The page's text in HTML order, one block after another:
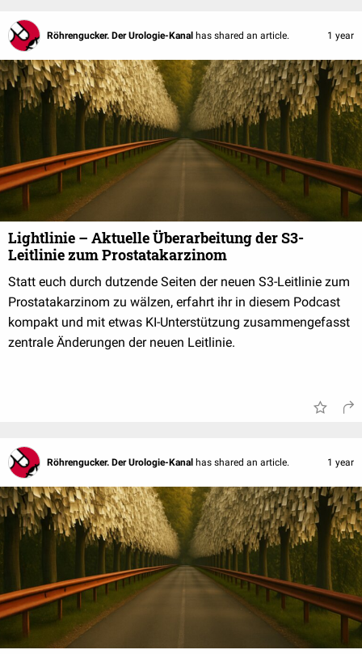
Röhrengucker. Der Urologie-Kanal has shared an article. 1 year
Lightlinie – Aktuelle Überarbeitung der S3-
Leitlinie zum Prostatakarzinom
Statt euch durch dutzende Seiten der neuen S3-Leitlinie zum
Prostatakarzinom zu wälzen, erfahrt ihr in diesem Podcast
kompakt und mit etwas KI-Unterstützung zusammengefasst
zentrale Änderungen der neuen Leitlinie.
Röhrengucker. Der Urologie-Kanal has shared an article. 1 year